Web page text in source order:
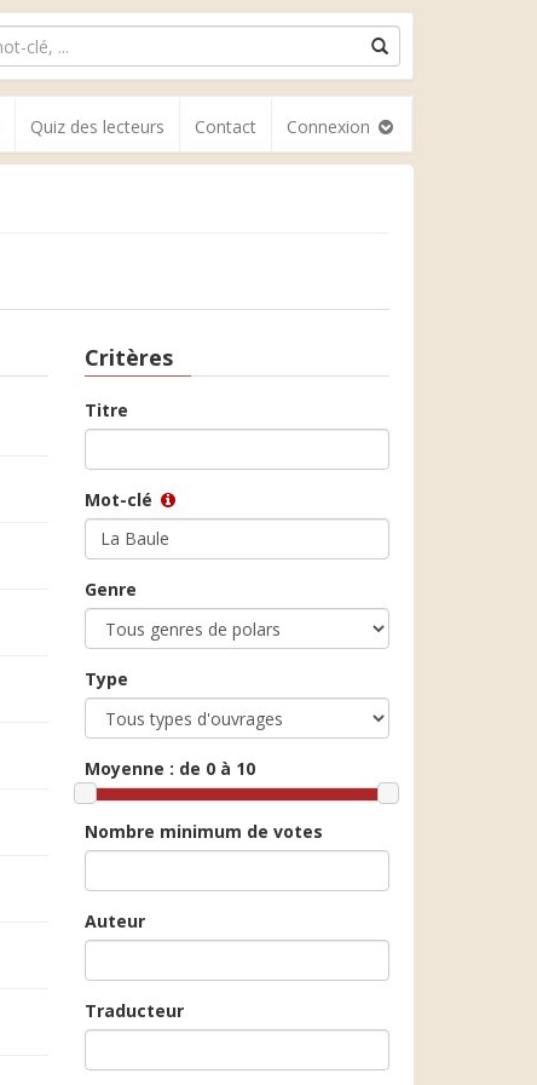
Quiz des lecteurs Contact Connexion
Critères
Titre
Mot-clé
Genre
Type
Moyenne : de 0 à 10
Nombre minimum de votes
Auteur
Traducteur